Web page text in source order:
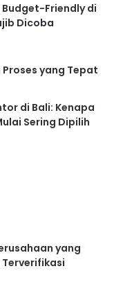
Friendly di
Dicoba
yang Tepat
di Bali: Kenapa
Sering Dipilih
yang
Terverifikasi